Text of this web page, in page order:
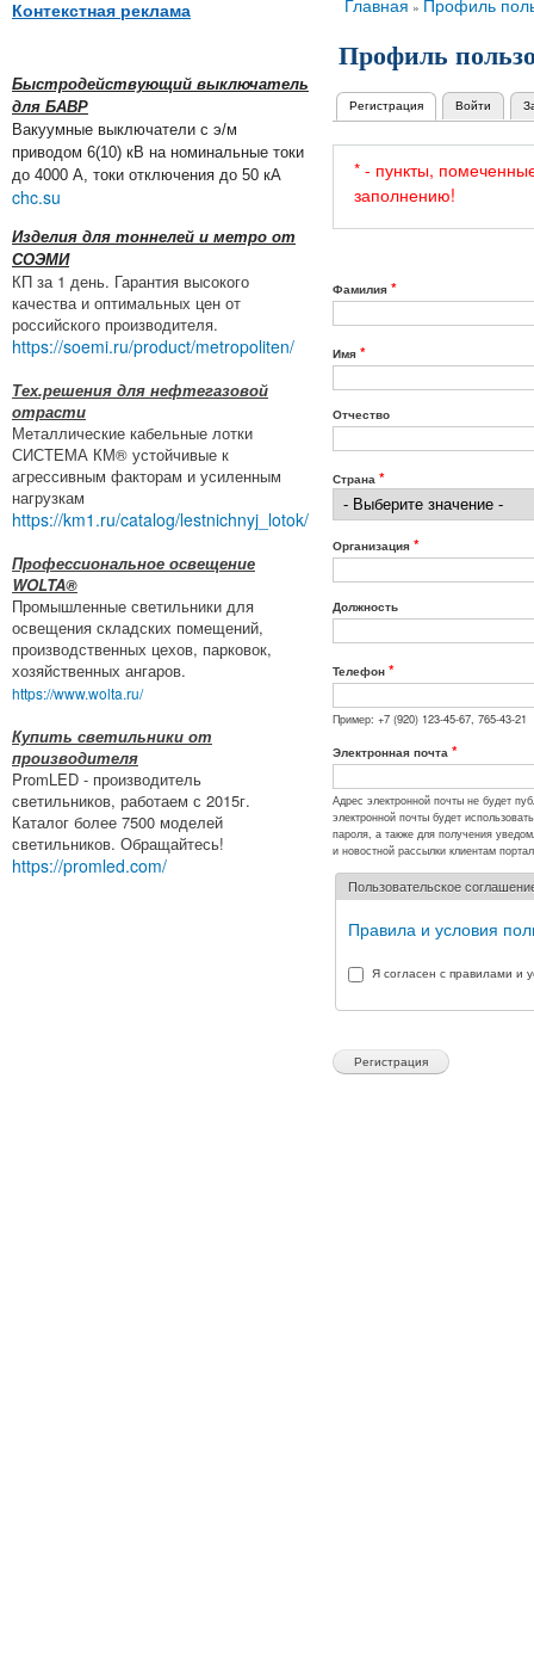
Контекстная реклама
Быстродействующий выключатель
для БАВР
Вакуумные выключатели с э/м
приводом 6(10) кВ на номинальные токи
до 4000 А, токи отключения до 50 кА
chc.su
Изделия для тоннелей и метро от
СОЭМИ
КП за 1 день. Гарантия высокого
качества и оптимальных цен от
российского производителя.
https://soemi.ru/product/metropoliten/
Тех.решения для нефтегазовой
отрасти
Металлические кабельные лотки
СИСТЕМА КМ® устойчивые к
агрессивным факторам и усиленным
нагрузкам
https://km1.ru/catalog/lestnichnyj_lotok/
Профессиональное освещение
WOLTA®
Промышленные светильники для
освещения складских помещений,
производственных цехов, парковок,
хозяйственных ангаров.
https://www.wolta.ru/
Купить светильники от
производителя
PromLED - производитель
светильников, работаем с 2015г.
Каталог более 7500 моделей
светильников. Обращайтесь!
https://promled.com/
Вы здесь
Главная » Профиль
Профиль
Главные вкладки
Регистрация (активная вкладка)
Войти
* - пункты,
заполнению!
Фамилия *
Имя *
Отчество
Страна *
Организация *
Должность
Телефон *
Пример: +7 (920) 123-45-67, 765-43-21
Электронная почта *
Адрес электронной почты не будет
электронной почты будет
пароля, а также для получения
и новостной рассылки клиентам
Пользовательское
Правила и условия
Я согласен с правилами и